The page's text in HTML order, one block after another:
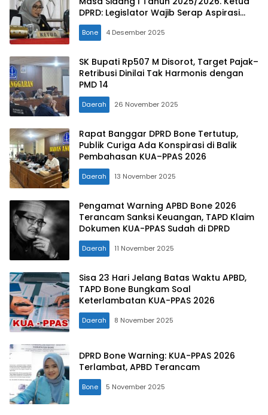
DPRD: Legislator Wajib Serap Aspirasi
Masyarakat di Dapil
Bone 4 Desember 2025
SK Bupati Rp507 M Disorot, Target Pajak–
Retribusi Dinilai Tak Harmonis dengan
PMD 14
Daerah 26 November 2025
Rapat Banggar DPRD Bone Tertutup,
Publik Curiga Ada Konspirasi di Balik
Pembahasan KUA–PPAS 2026
Daerah 13 November 2025
Pengamat Warning APBD Bone 2026
Terancam Sanksi Keuangan, TAPD Klaim
Dokumen KUA-PPAS Sudah di DPRD
Daerah 11 November 2025
Sisa 23 Hari Jelang Batas Waktu APBD,
TAPD Bone Bungkam Soal
Keterlambatan KUA-PPAS 2026
Daerah 8 November 2025
DPRD Bone Warning: KUA-PPAS 2026
Terlambat, APBD Terancam
Bone 5 November 2025